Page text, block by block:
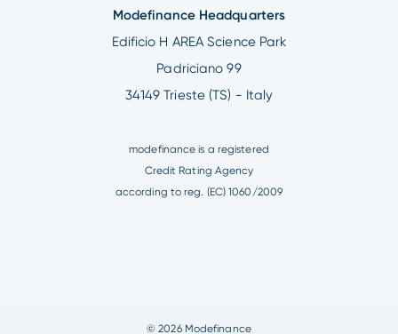
Modefinance Headquarters
Edificio H AREA Science Park
Padriciano 99
34149 Trieste (TS) - Italy
modefinance is a registered
Credit Rating Agency
according to reg. (EC) 1060/2009
© 2026 Modefinance